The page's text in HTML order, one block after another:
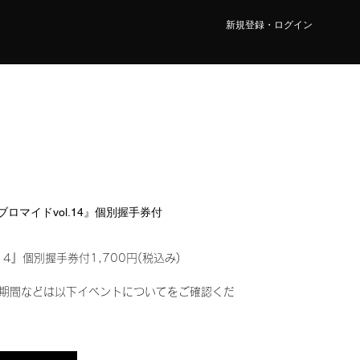
新規登録・ログイン
ロマイドvol.14』個別握手券付
』個別握手券付1,700円(税込み)
間などは以下イベントについてをご確認くだ